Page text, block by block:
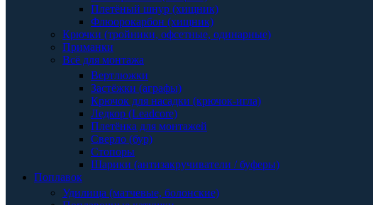
Плетёный шнур (хищник)
Флюорокарбон (хищник)
Крючки (тройники, офсетные, одинарные)
Приманки
Всё для монтажа
Вертлюжки
Застёжки (аграфы)
Крючок для насадки (крючок-игла)
Ледкор (Leadcore)
Плетёнка для монтажей
Сверло (бур)
Стопоры
Шарики (антизакручиватели / буферы)
Поплавок
Удилища (матчевые, болонские)